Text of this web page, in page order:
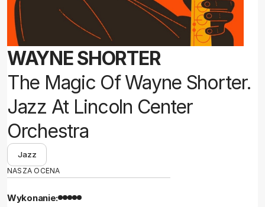
WAYNE SHORTER
The Magic Of Wayne Shorter.
Jazz At Lincoln Center
Orchestra
Jazz
NASZA OCENA
Wykonanie: